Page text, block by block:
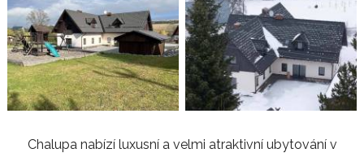
Chalupa nabízí luxusní a velmi atraktivní ubytování v